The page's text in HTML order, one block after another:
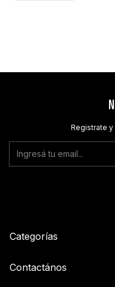
Registrate
Categorías
Contactános